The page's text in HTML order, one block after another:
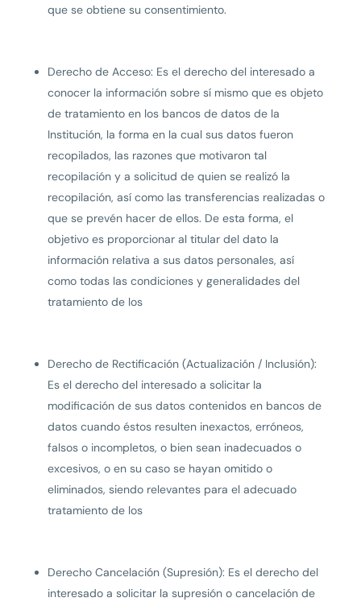
que se obtiene su consentimiento.
Derecho de Acceso: Es el derecho del interesado a
conocer la información sobre sí mismo que es objeto
de tratamiento en los bancos de datos de la
Institución, la forma en la cual sus datos fueron
recopilados, las razones que motivaron tal
recopilación y a solicitud de quien se realizó la
recopilación, así como las transferencias realizadas o
que se prevén hacer de ellos. De esta forma, el
objetivo es proporcionar al titular del dato la
información relativa a sus datos personales, así
como todas las condiciones y generalidades del
tratamiento de los
Derecho de Rectificación (Actualización / Inclusión):
Es el derecho del interesado a solicitar la
modificación de sus datos contenidos en bancos de
datos cuando éstos resulten inexactos, erróneos,
falsos o incompletos, o bien sean inadecuados o
excesivos, o en su caso se hayan omitido o
eliminados, siendo relevantes para el adecuado
tratamiento de los
Derecho Cancelación (Supresión): Es el derecho del
interesado a solicitar la supresión o cancelación de